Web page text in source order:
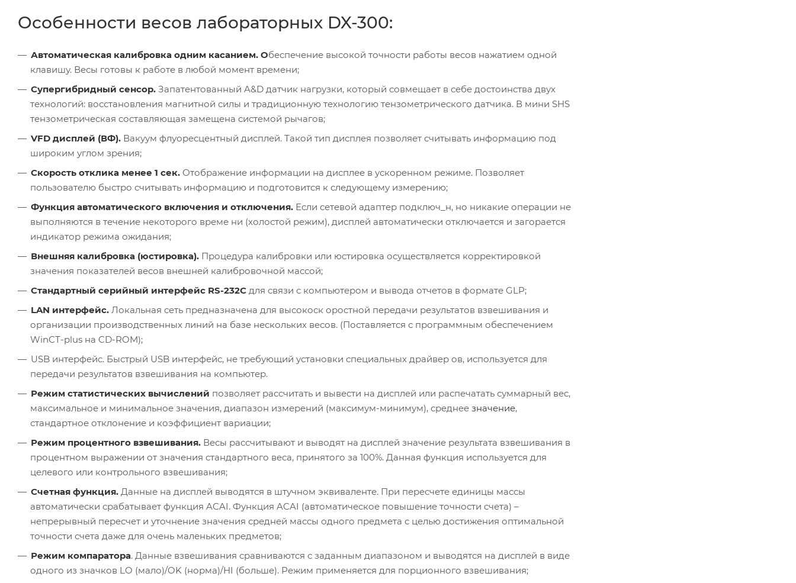
Особенности весов лабораторных DX-300:
Автоматическая калибровка одним касанием. Обеспечение высокой точности работы весов нажатием одной
клавишу. Весы готовы к работе в любой момент времени;
Супергибридный сенсор. Запатентованный A&D датчик нагрузки, который совмещает в себе достоинства двух
технологий: восстановления магнитной силы и традиционную технологию тензометрического датчика. В мини SHS
тензометрическая составляющая замещена системой рычагов;
VFD дисплей (ВФ). Вакуум флуоресцентный дисплей. Такой тип дисплея позволяет считывать информацию под
широким углом зрения;
Скорость отклика менее 1 сек. Отображение информации на дисплее в ускоренном режиме. Позволяет
пользователю быстро считывать информацию и подготовится к следующему измерению;
Функция автоматического включения и отключения. Если сетевой адаптер подключ_н, но никакие операции не
выполняются в течение некоторого време ни (холостой режим), дисплей автоматически отключается и загорается
индикатор режима ожидания;
Внешняя калибровка (юстировка). Процедура калибровки или юстировка осуществляется корректировкой
значения показателей весов внешней калибровочной массой;
Стандартный серийный интерфейс RS-232C для связи с компьютером и вывода отчетов в формате GLP;
LAN интерфейс. Локальная сеть предназначена для высокоск оростной передачи результатов взвешивания и
организации производственных линий на базе нескольких весов. (Поставляется с программным обеспечением
WinCT-plus на CD-ROM);
USB интерфейс. Быстрый USB интерфейс, не требующий установки специальных драйвер ов, используется для
передачи результатов взвешивания на компьютер.
Режим статистических вычислений позволяет рассчитать и вывести на дисплей или распечатать суммарный вес,
максимальное и минимальное значения, диапазон измерений (максимум-минимум), среднее значение,
стандартное отклонение и коэффициент вариации;
Режим процентного взвешивания. Весы рассчитывают и выводят на дисплей значение результата взвешивания в
процентном выражении от значения стандартного веса, принятого за 100%. Данная функция используется для
целевого или контрольного взвешивания;
Счетная функция. Данные на дисплей выводятся в штучном эквиваленте. При пересчете единицы массы
автоматически срабатывает функция ACAI. Функция ACAI (автоматическое повышение точности счета) –
непрерывный пересчет и уточнение значения средней массы одного предмета с целью достижения оптимальной
точности счета даже для очень маленьких предметов;
Режим компаратора. Данные взвешивания сравниваются с заданным диапазоном и выводятся на дисплей в виде
одного из значков LO (мало)/OK (норма)/HI (больше). Режим применяется для порционного взвешивания;